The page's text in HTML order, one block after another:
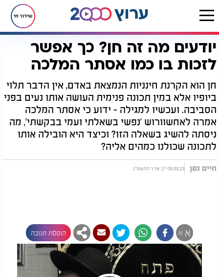
שידור חי
דף הבית יהדות חגים ומועדים פורים יודעים מה זה חן? כך אפשר לזכות בו כמו אסתר המלכה
יודעים מה זה חן? כך אפשר
לזכות בו כמו אסתר המלכה
חן הוא הקרנת חינניות הנמצאת באדם, אין הדבר תלוי
ביופיו אלא במין תכונה פנימית העושה אותו נעים בפני
הסביבה. ועכשיו למגילה - ידוע כי אסתר המלכה
אמרה לאחשוורוש 'נפשי בשאלתי ועמי בבקשתי', מה
ניסתה להשיג בשאלה הזו? וכיצד היא הובילה אותו
לתכונה שכולנו כמהים אליה?
חיים גפן 05.03.23 י"ב אדר התשפ"ג
א א הוספת תגובה